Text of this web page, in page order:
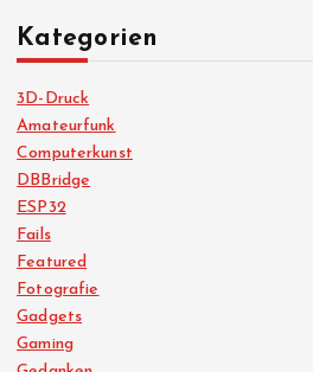
Kategorien
3D-Druck
Amateurfunk
Computerkunst
DBBridge
ESP32
Fails
Featured
Fotografie
Gadgets
Gaming